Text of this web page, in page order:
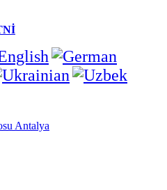
Antalya